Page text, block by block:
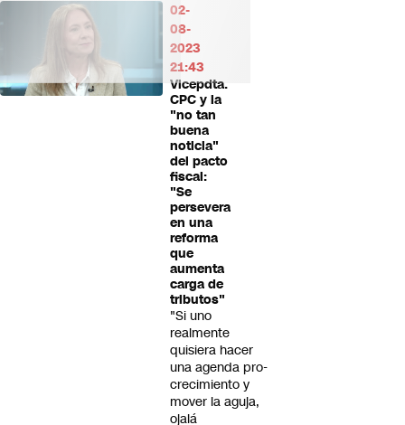
02-
08-
2023
21:43
Vicepdta.
CPC y la
"no tan
buena
noticia"
del pacto
fiscal:
"Se
persevera
en una
reforma
que
aumenta
carga de
tributos"
"Si uno
realmente
quisiera hacer
una agenda pro-
crecimiento y
mover la aguja,
ojalá